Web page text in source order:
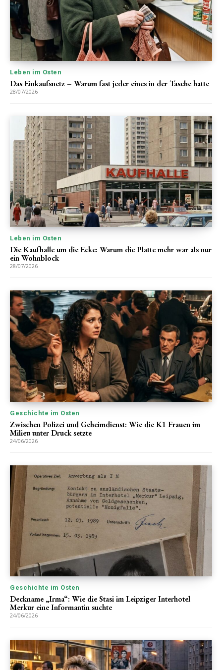
Leben im Osten
Das Einkaufsnetz – Warum fast jeder eines in der Tasche hatte
28/07/2026
Leben im Osten
Die Kaufhalle um die Ecke: Warum die Platte mehr war als nur
ein Wohnblock
28/07/2026
Geschichte im Osten
Zwischen Polizei und Geheimdienst: Wie die K1 Frauen im
Milieu unter Druck setzte
24/06/2026
Geschichte im Osten
Deckname „Irma“: Wie die Stasi im Leipziger Interhotel
Merkur eine Informantin suchte
24/06/2026